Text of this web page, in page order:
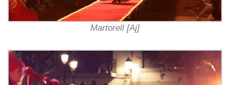
Martorell [Aj]